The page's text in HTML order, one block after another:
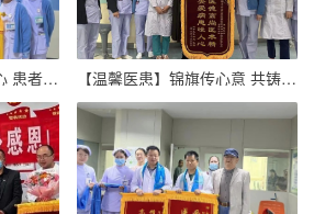
【温馨医患】医护暖人心 患者送锦旗 【温馨医患】锦旗传心意 共铸医患情——呼吸科获锦旗受赞誉